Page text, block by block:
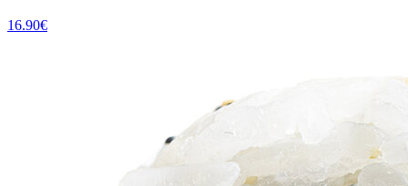
16.90€